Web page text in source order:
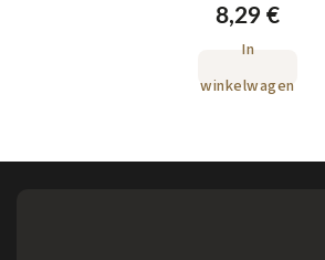
8,29 €
In
winkelwagen